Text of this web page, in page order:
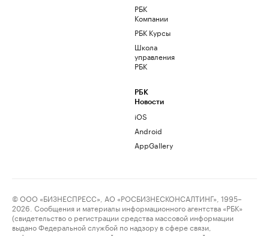
РБК
Компании
РБК Курсы
Школа
управления
РБК
РБК
Новости
iOS
Android
AppGallery
© ООО «БИЗНЕСПРЕСС», АО «РОСБИЗНЕСКОНСАЛТИНГ», 1995–
2026. Сообщения и материалы информационного агентства «РБК»
(свидетельство о регистрации средства массовой информации
выдано Федеральной службой по надзору в сфере связи,